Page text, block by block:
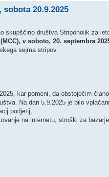
20.9.2025
skupščino društva Stripoholik za
v soboto, 20. septembra
sejma stripov.
kar pomeni, da obstoječim
Na dan 5.9.2025 je bilo
podjetij, ....
na internetu, stroški za